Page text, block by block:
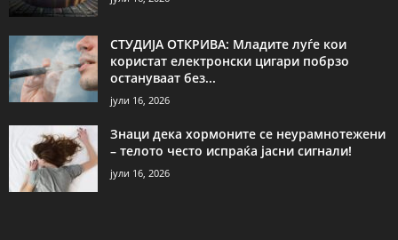
СТУДИЈА ОТКРИВА: Младите луѓе кои
користат електронски цигари побрзо
остануваат без...
јули 16, 2026
Знаци дека хормоните се неурамнотежени
– телото често испраќа јасни сигнали!
јули 16, 2026